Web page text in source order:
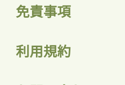
免責事項
利用規約